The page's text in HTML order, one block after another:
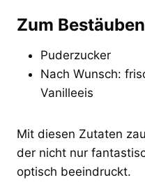
Zum
Puderzucker
Nach Wunsch:
Vanilleeis
Mit diesen Zutaten
der nicht nur
optisch beeindruckt.